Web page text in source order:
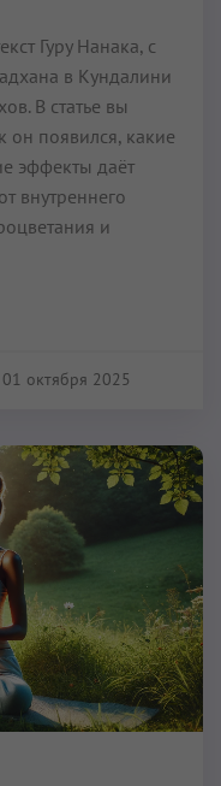
Гуру Нанака, с
в Кундалини
В статье вы
он появился, какие
эффекты даёт
внутреннего
и
01 октября 2025